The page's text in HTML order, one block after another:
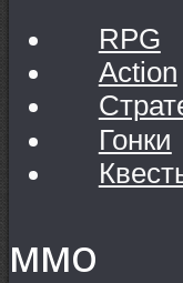
RPG
Action
Гонки
MMO